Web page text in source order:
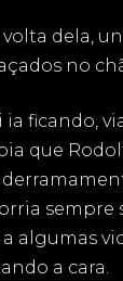
dela,
no
ficando,
que
sempre
a algumas
a cara.